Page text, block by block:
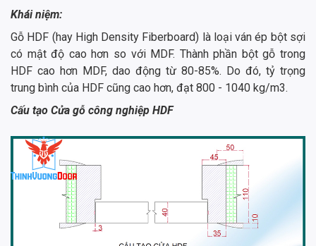
Khái niệm:
Gỗ HDF (hay High Density Fiberboard) là loại ván ép bột sợi
có mật độ cao hơn so với MDF. Thành phần bột gỗ trong
HDF cao hơn MDF, dao động từ 80-85%. Do đó, tỷ trọng
trung bình của HDF cũng cao hơn, đạt 800 - 1040 kg/m3.
Cấu tạo Cửa gỗ công nghiệp HDF